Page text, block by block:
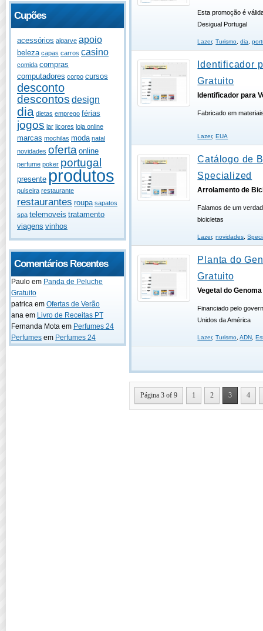
Cupões
acessórios algarve apoio
beleza capas carros casino
comida compras
computadores corpo cursos
desconto
descontos design
dia dietas emprego férias
jogos lar licores loja online
marcas mochilas moda natal
novidades oferta online
perfume poker portugal
presente produtos
pulseira restaurante
restaurantes roupa sapatos
spa telemoveis tratamento
viagens vinhos
Comentários Recentes
Paulo em Panda de Peluche
Gratuito
patrica em Ofertas de Verão
ana em Livro de Receitas PT
Fernanda Mota em Perfumes 24
Perfumes em Perfumes 24
Esta promoção é
Desigual Portugal
Lazer,Turismo,dia,
Identificador
Gratuito
Identificador para
Fabricado em
Lazer, EUA
Catálogo de
Specialized
Arrolamento de
Falamos de um
bicicletas
Lazer,novidades,
Planta do
Gratuito
Vegetal do
Financiado pelo
Unidos da América
Lazer,Turismo,ADN,
Página 3 of 9 1 2 3 4